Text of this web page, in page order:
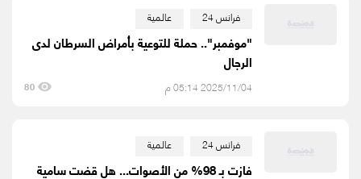
فرانس 24 عالمية
"موفمبر".. حملة للتوعية بأمراض السرطان لدى
الرجال
2025/11/04 05:14 م 80
فرانس 24 عالمية
فازت بـ 98% من الأصوات... هل قضت سامية